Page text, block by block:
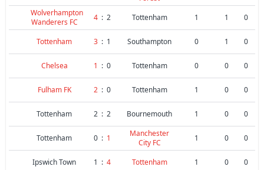
Wolverhampton
Wanderers FC
4 : 2 Tottenham 1 1 0
Tottenham 3 : 1 Southampton 0 1 0
Chelsea 1 : 0 Tottenham 0 0 0
Fulham FK 2 : 0 Tottenham 1 0 0
Tottenham 2 : 2 Bournemouth 1 0 0
Tottenham 0 : 1
Manchester
City FC
1 0 0
Ipswich Town 1 : 4 Tottenham 1 0 0